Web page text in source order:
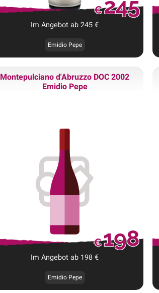
€245
Im Angebot ab245€
Emidio Pepe
Montepulciano d'Abruzzo DOC 2002
Emidio Pepe
€198
Im Angebot ab 198€
Emidio Pepe